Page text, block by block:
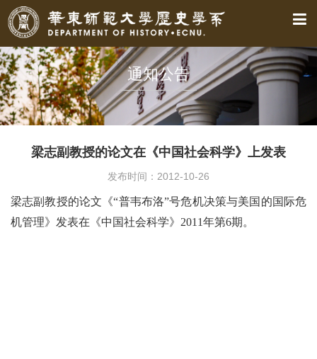
通知公告
梁志副教授的论文在《中国社会科学》上发表
发布时间：2012-10-26
梁志副教授的论文《“普韦布洛”号危机决策与美国的国际危
机管理》发表在《中国社会科学》2011年第6期。